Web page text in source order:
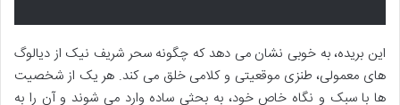
این بریده، به خوبی نشان می دهد که چگونه سحر شریف نیک از دیالوگ
های معمولی، طنزی موقعیتی و کلامی خلق می کند. هر یک از شخصیت
ها با سبک و نگاه خاص خود، به بحثی ساده وارد می شوند و آن را به